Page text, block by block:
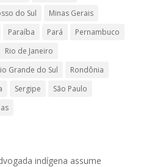
do Sul
Minas Gerais
Paraíba Pará
Pernambuco
Rio de Janeiro
Grande do Sul
Rondônia
Sergipe
São Paulo
indígena assume